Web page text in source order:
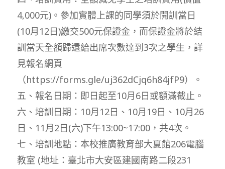
4,000元)。參加實體上課的同學須於開訓當日
(10月12日)繳交500元保證金，而保證金將於結
訓當天全額歸還給出席次數達到3次之學生，詳
見報名網頁
（https://forms.gle/uj362dCjq6h84jfP9）。
五、報名日期：即日起至10月6日或額滿截止。
六、培訓日期：10月12日、10月19日、10月26
日、11月2日(六)下午13:00~17:00，共4次。
七、培訓地點：本校推廣教育部大夏館206電腦
教室 (地址：臺北市大安區建國南路二段231